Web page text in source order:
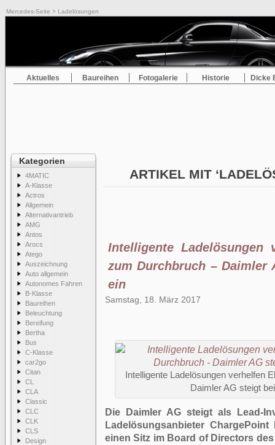
Mercedes-Seite > Ladelösungen
Aktuelles Baureihen Fotogalerie Historie Dicke
Kategorien
4MATIC
A-Klasse
Actros
Allgemein
Alternativantrieb
AMG
Antos
Arocs
Atego
Auszeichnung
Auto allgemein
Autonomes Fahren
B-Klasse
Baureihen
Beleuchtung
Bereifung
Bertha
Bus
C-Klasse
car2go
Citan
CL
CLA
Classic
CLC
CLK
CLS
Design
ARTIKEL MIT
Intelligente Ladelösungen
zum Durchbruch – Daimler
ein
Samstag, 18. März 2017
Intelligente Ladelösungen verhelfen
Daimler AG steigt
Die Daimler AG steigt als Lead-
Ladelösungsanbieter
einen Sitz im Board of Directors